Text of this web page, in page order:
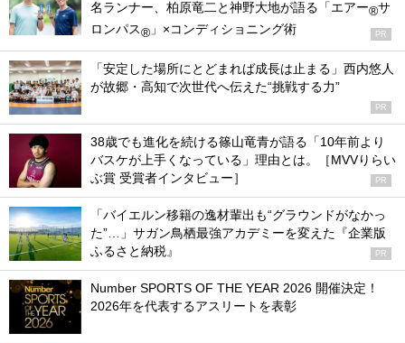
名ランナー、柏原竜二と神野大地が語る「エアー®サ
ロンパス® 」×コンディショニング術 PR
「安定した場所にとどまれば成長は止まる」西内悠人
が故郷・高知で次世代へ伝えた“挑戦する力”
PR
38歳でも進化を続ける篠山竜青が語る「10年前より
バスケが上手くなっている」理由とは。［MVVりらい
ぶ賞 受賞者インタビュー］
PR
「バイエルン移籍の逸材輩出も“グラウンドがなかっ
た”…」サガン鳥栖最強アカデミーを変えた『企業版
ふるさと納税』
PR
Number SPORTS OF THE YEAR 2026 開催決定！
2026年を代表するアスリートを表彰